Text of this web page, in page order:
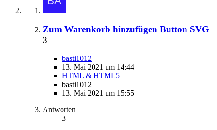
Zum Warenkorb hinzufügen Button SVG
3
basti1012
13. Mai 2021 um 14:44
HTML & HTML5
basti1012
13. Mai 2021 um 15:55
Antworten
3